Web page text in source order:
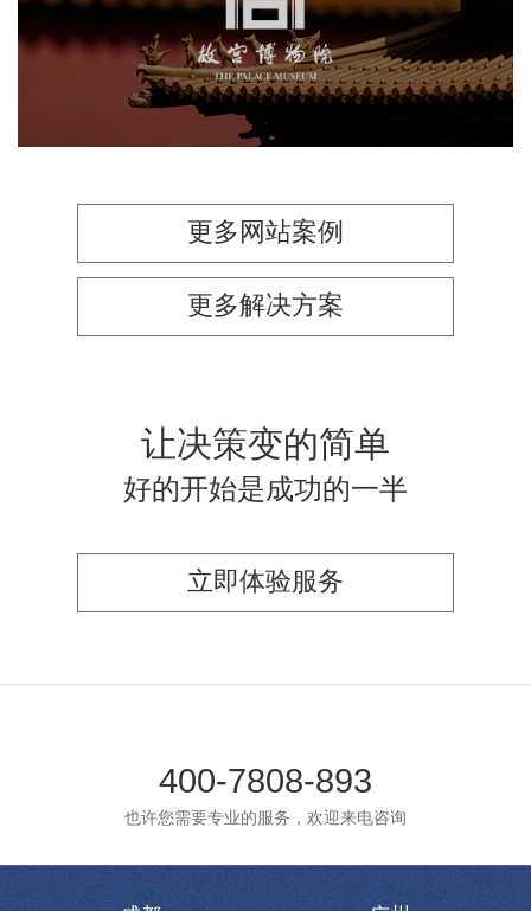
博物馆 景区网站建设
网站代运营
博物馆网站建设
智慧博物馆 文创商城
更多网站案例
更多解决方案
让决策变的简单
好的开始是成功的一半
立即体验服务
400-7808-893
也许您需要专业的服务，欢迎来电咨询